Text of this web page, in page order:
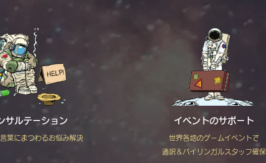
サルテーション
葉にまつわるお悩み解決
イベントのサポート
世界各地のゲームイベントで
通訳＆バイリンガルスタッフ確保